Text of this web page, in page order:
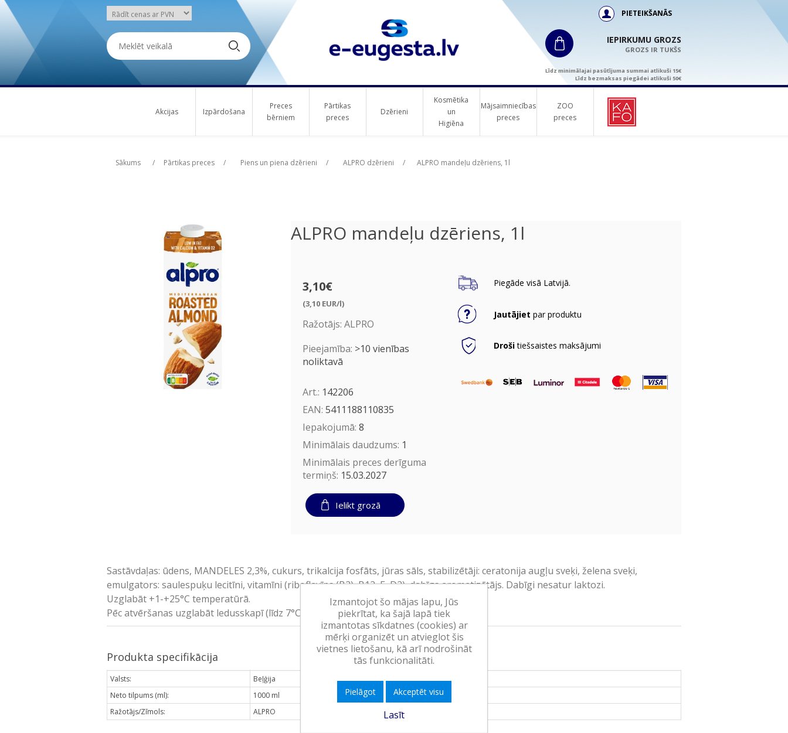
PIETEIKŠANĀS
IEPIRKUMU GROZS
GROZS IR TUKŠS
Līdz minimālajai pasūtījuma summai atlikuši 15€
Līdz bezmaksas piegādei atlikuši 50€
Akcijas Izpārdošana
Preces
bērniem
Pārtikas
preces
Dzērieni
Kosmētika
un
Higiēna
Mājsaimniecības
preces
ZOO
preces
Sākums / Pārtikas preces / Piens un piena dzērieni / ALPRO dzērieni / ALPRO mandeļu dzēriens, 1l
ALPRO mandeļu dzēriens, 1l
3,10€
(3,10 EUR/l)
Ražotājs: ALPRO
Pieejamība: >10 vienības
noliktavā
Art.: 142206
EAN: 5411188110835
Iepakojumā: 8
Minimālais daudzums: 1
Minimālais preces derīguma
termiņš: 15.03.2027
Ielikt grozā
Piegāde visā Latvijā.
Jautājiet par produktu
Drošitiešsaistes maksājumi
Sastāvdaļas: ūdens, MANDELES 2,3%, cukurs, trikalcija fosfāts, jūras sāls, stabilizētāji: ceratonija augļu sveķi, želena sveķi,
emulgators: saulespuķu lecitīni, vitamīni (riboflavīns (B2), B12, E, D2), dabīgs aromatizētājs. Dabīgi nesatur laktozi.
Uzglabāt +1-+25°C temperatūrā.
Pēc atvēršanas uzglabāt ledusskapī (līdz 7°C.), izlietot 5 dienu laikā.
Produkta specifikācija
Valsts:
Beļģija
Neto tilpums (ml):
1000 ml
Ražotājs/Zīmols:
ALPRO
Izmantojot šo mājas lapu, Jūs
piekrītat, ka šajā lapā tiek
izmantotas sīkdatnes (cookies) ar
mērķi organizēt un atvieglot šis
vietnes lietošanu, kā arī nodrošināt
tās funkcionalitāti.
Pielāgot Akceptēt visu
Lasīt